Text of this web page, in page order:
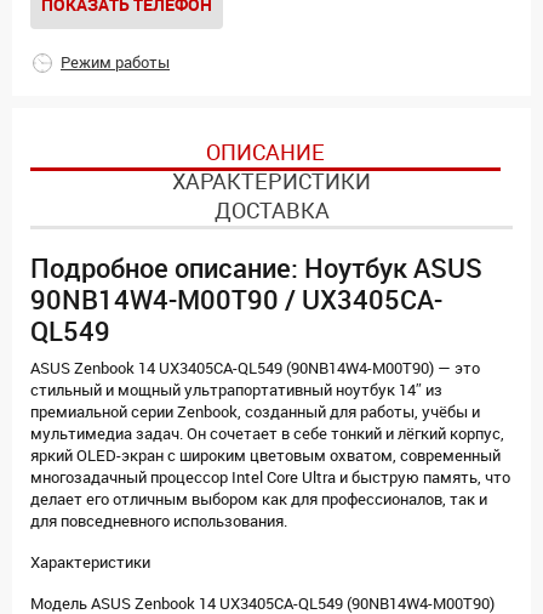
ПОКАЗАТЬ ТЕЛЕФОН
Режим работы
ОПИСАНИЕ
ХАРАКТЕРИСТИКИ
ДОСТАВКА
Подробное описание: Ноутбук ASUS
90NB14W4-M00T90 / UX3405CA-
QL549
ASUS Zenbook 14 UX3405CA-QL549 (90NB14W4-M00T90) — это
стильный и мощный ультрапортативный ноутбук 14″ из
премиальной серии Zenbook, созданный для работы, учёбы и
мультимедиа задач. Он сочетает в себе тонкий и лёгкий корпус,
яркий OLED-экран с широким цветовым охватом, современный
многозадачный процессор Intel Core Ultra и быструю память, что
делает его отличным выбором как для профессионалов, так и
для повседневного использования.
Характеристики
Модель ASUS Zenbook 14 UX3405CA-QL549 (90NB14W4-M00T90)